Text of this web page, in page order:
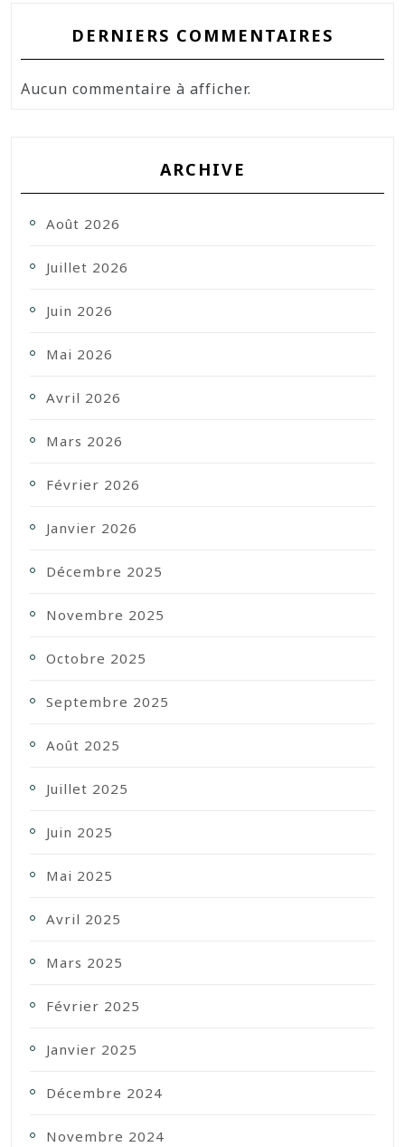
DERNIERS COMMENTAIRES
Aucun commentaire à afficher.
ARCHIVE
Août 2026
Juillet 2026
Juin 2026
Mai 2026
Avril 2026
Mars 2026
Février 2026
Janvier 2026
Décembre 2025
Novembre 2025
Octobre 2025
Septembre 2025
Août 2025
Juillet 2025
Juin 2025
Mai 2025
Avril 2025
Mars 2025
Février 2025
Janvier 2025
Décembre 2024
Novembre 2024